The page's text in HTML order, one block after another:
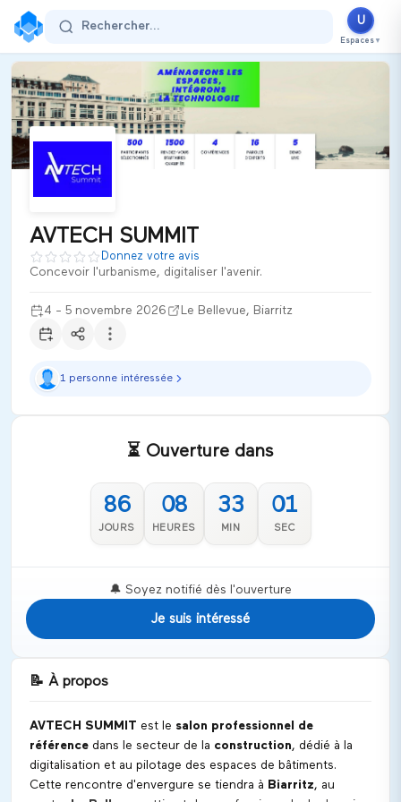
AVTECH SUMMIT
4 - 5 novembre 2026
Le Bellevue
BiarritzFrance
Secteur d'activité :
construction
Thématiques
Urban Equipment & Engineering
Building & Construction
Software Tools for Building
Architecture
Spatial Information Systems
AVTECH SUMMIT est le salon professionnel de référence
Ultiplace
Rechercher... U
Espaces ▼
AVTECH SUMMIT
Donnez votre avis
Concevoir l'urbanisme, digitaliser l'avenir.
4 - 5 novembre 2026 Le Bellevue, Biarritz
1 personne intéressée
⏳ Ouverture dans
86
JOURS
08
HEURES
33
MIN
01
SEC
🔔 Soyez notifié dès l'ouverture
Je suis intéressé
📝 À propos
AVTECH SUMMIT est le salon professionnel de
référence dans le secteur de la construction, dédié à la
digitalisation et au pilotage des espaces de bâtiments.
Cette rencontre d'envergure se tiendra à Biarritz, au